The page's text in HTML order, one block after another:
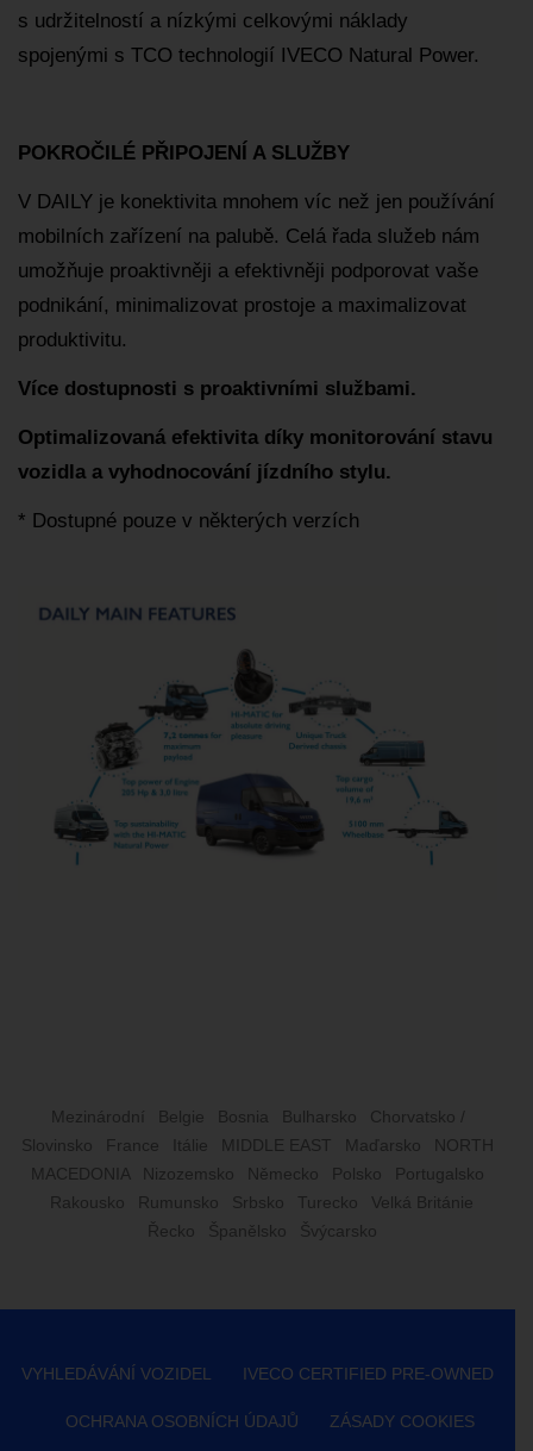
s udržitelností a nízkými celkovými náklady
spojenými s TCO technologií IVECO Natural Power.
POKROČILÉ PŘIPOJENÍ A SLUŽBY
V DAILY je konektivita mnohem víc než jen používání
mobilních zařízení na palubě. Celá řada služeb nám
umožňuje proaktivněji a efektivněji podporovat vaše
podnikání, minimalizovat prostoje a maximalizovat
produktivitu.
Více dostupnosti s proaktivními službami.
Optimalizovaná efektivita díky monitorování stavu
vozidla a vyhodnocování jízdního stylu.
* Dostupné pouze v některých verzích
Mezinárodní Belgie Bosnia Bulharsko
Chorvatsko /
Slovinsko
France Itálie MIDDLE EAST Maďarsko
NORTH
MACEDONIA
Nizozemsko Německo Polsko
Portugalsko
Rakousko
Rumunsko Srbsko Turecko
Velká Británie
Řecko
Španělsko Švýcarsko
VYHLEDÁVÁNÍ VOZIDEL IVECO CERTIFIED PRE-OWNED
OCHRANA OSOBNÍCH ÚDAJŮ ZÁSADY COOKIES